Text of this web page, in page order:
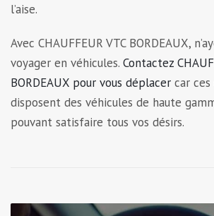
l’aise.
Avec CHAUFFEUR VTC BORDEAUX,
voyager en véhicules. Contactez
BORDEAUX pour vous déplacer car
disposent des véhicules de haute
pouvant satisfaire tous vos désirs.